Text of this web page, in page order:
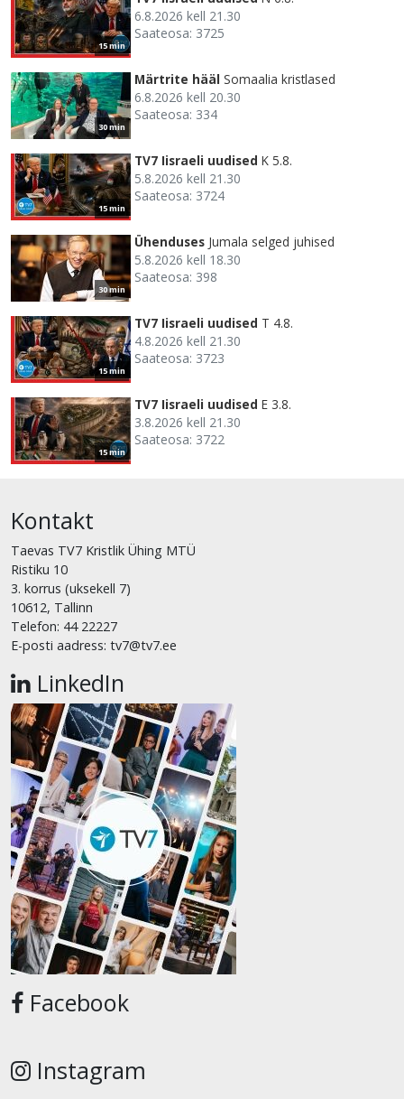
15 min
6.8.2026 kell 21.30
Saateosa: 3725
30 min
Märtrite hääl Somaalia kristlased
6.8.2026 kell 20.30
Saateosa: 334
15 min
TV7 Iisraeli uudised K 5.8.
5.8.2026 kell 21.30
Saateosa: 3724
30 min
Ühenduses Jumala selged juhised
5.8.2026 kell 18.30
Saateosa: 398
15 min
TV7 Iisraeli uudised T 4.8.
4.8.2026 kell 21.30
Saateosa: 3723
15 min
TV7 Iisraeli uudised E 3.8.
3.8.2026 kell 21.30
Saateosa: 3722
Kontakt
Taevas TV7 Kristlik Ühing MTÜ
Ristiku 10
3. korrus (uksekell 7)
10612, Tallinn
Telefon: 44 22227
E-posti aadress: tv7@tv7.ee
LinkedIn
Facebook
Instagram